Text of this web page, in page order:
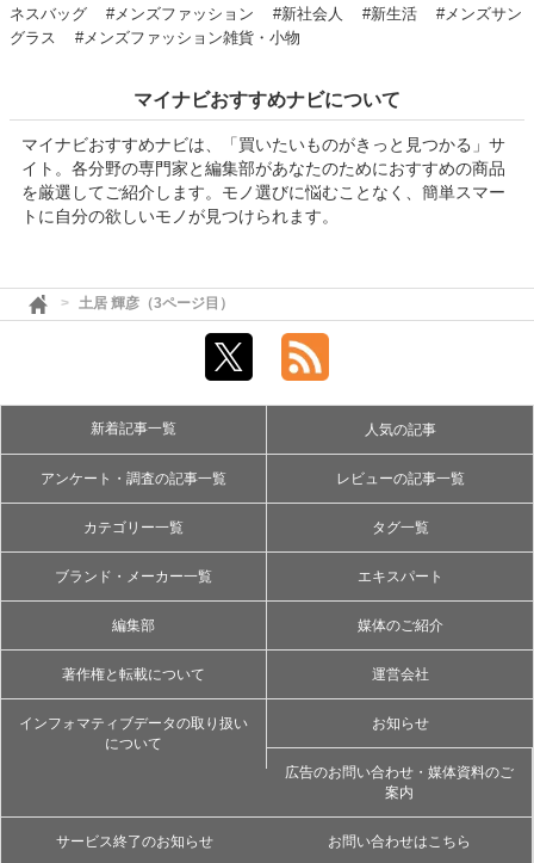
ネスバッグ
#メンズファッション #新社会人 #新生活
#メンズサン
グラス
#メンズファッション雑貨・小物
マイナビおすすめナビについて
マイナビおすすめナビは、「買いたいものがきっと見つかる」サ
イト。各分野の専門家と編集部があなたのためにおすすめの商品
を厳選してご紹介します。モノ選びに悩むことなく、簡単スマー
トに自分の欲しいモノが見つけられます。
土居 輝彦（3ページ目）
新着記事一覧 人気の記事
アンケート・調査の記事一覧 レビューの記事一覧
カテゴリー一覧 タグ一覧
ブランド・メーカー一覧 エキスパート
編集部 媒体のご紹介
著作権と転載について 運営会社
インフォマティブデータの取り扱い
について
お知らせ
広告のお問い合わせ・媒体資料のご
案内
サービス終了のお知らせ お問い合わせはこちら